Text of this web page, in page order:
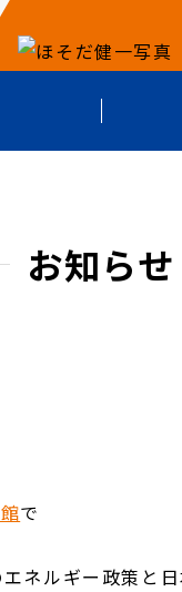
お知らせ
で
ルギー政策と日